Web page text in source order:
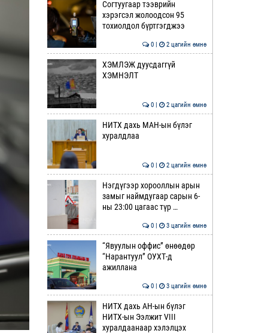
Согтуугаар тээврийн
хэрэгсэл жолоодсон 95
тохиолдол бүртгэгджээ
0 | 2 цагийн өмнө
ХЭМЛЭЖ дуусдаггүй
ХЭМНЭЛТ
0 | 2 цагийн өмнө
НИТХ дахь МАН-ын бүлэг
хуралдлаа
0 | 2 цагийн өмнө
Нэгдүгээр хорооллын арын
замыг наймдугаар сарын 6-
ны 23:00 цагаас түр …
0 | 3 цагийн өмнө
“Явуулын оффис” өнөөдөр
“Нарантуул” ОУХТ-д
ажиллана
0 | 3 цагийн өмнө
НИТХ дахь АН-ын бүлэг
НИТХ-ын Ээлжит VIII
хуралдаанаар хэлэлцэх